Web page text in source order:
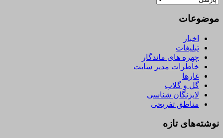
موضوعات
اخبار
تبلیغات
چهره های ماندگار
خاطرات مدیر سایت
غارها
گل و گلاب
لایزنگان شناسی
مناطق تفریحی
نوشته‌های تازه